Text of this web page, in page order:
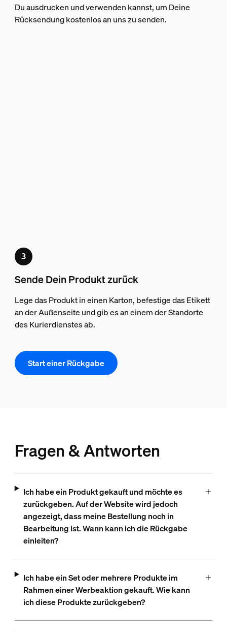
Du ausdrucken und verwenden kannst, um Deine
Rücksendung kostenlos an uns zu senden.
Sende Dein Produkt zurück
Lege das Produkt in einen Karton, befestige das Etikett
an der Außenseite und gib es an einem der Standorte
des Kurierdienstes ab.
Start einer Rückgabe
Fragen & Antworten
Ich habe ein Produkt gekauft und möchte es
zurückgeben. Auf der Website wird jedoch
angezeigt, dass meine Bestellung noch in
Bearbeitung ist. Wann kann ich die Rückgabe
einleiten?
Ich habe ein Set oder mehrere Produkte im
Rahmen einer Werbeaktion gekauft. Wie kann
ich diese Produkte zurückgeben?